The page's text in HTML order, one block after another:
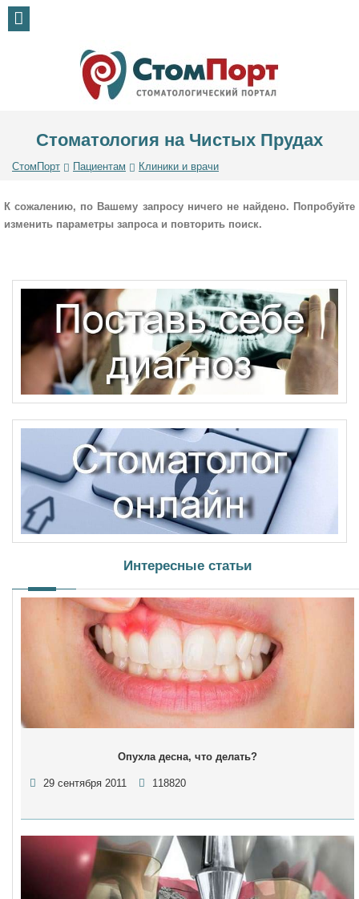
Стоматология на Чистых Прудах
СтомПорт Пациентам Клиники и врачи
К сожалению, по Вашему запросу ничего не найдено. Попробуйте
изменить параметры запроса и повторить поиск.
Интересные статьи
Опухла десна, что делать?
29 сентября 2011 118820